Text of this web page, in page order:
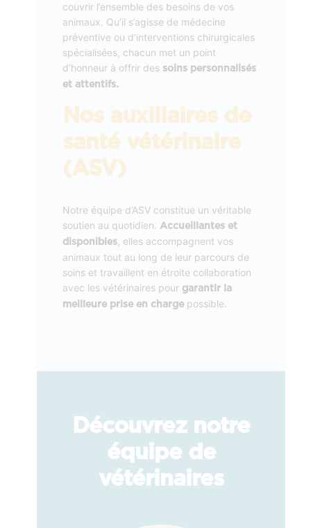
couvrir l’ensemble des besoins de vos
animaux. Qu’il s’agisse de médecine
préventive ou d’interventions chirurgicales
spécialisées, chacun met un point
d’honneur à offrir des soins personnalisés
et attentifs.
Nos auxiliaires de
santé vétérinaire
(ASV)
Notre équipe d’ASV constitue un véritable
soutien au quotidien.
Accueillantes et
disponibles, elles accompagnent vos
animaux tout au long de leur parcours de
soins et travaillent en étroite collaboration
avec les vétérinaires pour garantir la
meilleure prise en charge possible.
Découvrez notre
équipe de
vétérinaires